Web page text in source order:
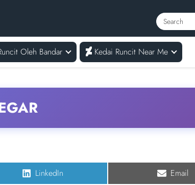
Oleh Bandar Kedai Runcit Near Me
Share
LinkedIn Share
Email